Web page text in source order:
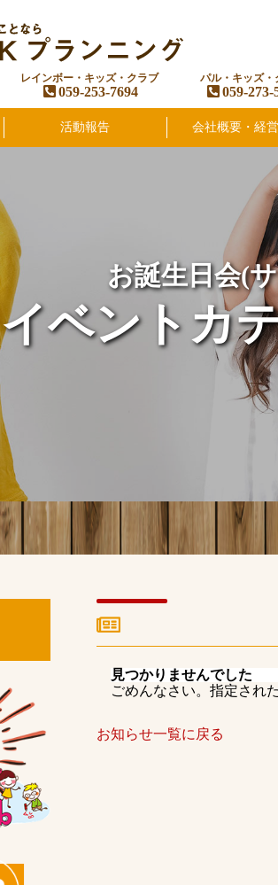
レインボー・キッズ・クラブ
059-253-7694
パル・キッズ・
059-273-
活動報告 会社概要・経
イベントカ
お誕生日会(
見つかりませんでした
ごめんなさい。指定され
お知らせ一覧に戻る